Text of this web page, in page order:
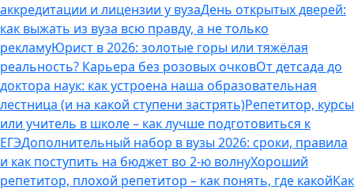
аккредитации и лицензии у вузаДень открытых дверей:
как выжать из вуза всю правду, а не только
рекламуЮрист в 2026: золотые горы или тяжёлая
реальность? Карьера без розовых очковОт детсада до
доктора наук: как устроена наша образовательная
лестница (и на какой ступени застрять)Репетитор, курсы
или учитель в школе – как лучше подготовиться к
ЕГЭДополнительный набор в вузы 2026: сроки, правила
и как поступить на бюджет во 2‑ю волнуХороший
репетитор, плохой репетитор – как понять, где какойКак